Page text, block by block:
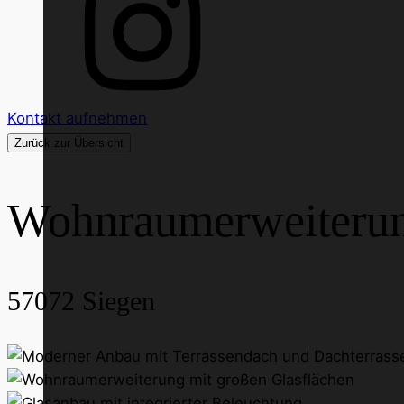
Kontakt aufnehmen
Zurück zur Übersicht
57072 Siegen